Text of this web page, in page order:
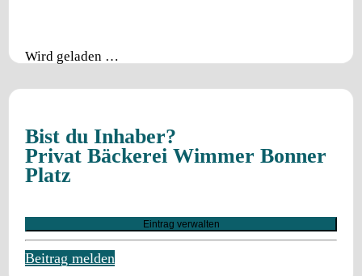
Wird geladen …
Bist du Inhaber?
Privat Bäckerei Wimmer Bonner
Platz
Eintrag verwalten
Beitrag melden